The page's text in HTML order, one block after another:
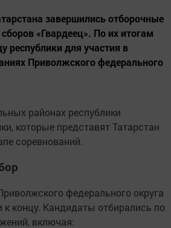
завершились отборочные
«Гвардеец». По их итогам
республики для участия в
Приволжского федерального
районах республики
которые представят Татарстан
соревнований.
федерального округа
к концу. Кандидаты отбирались по
включая: